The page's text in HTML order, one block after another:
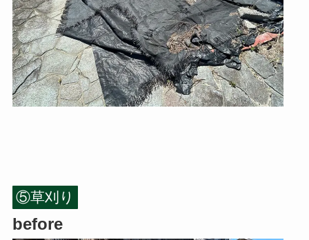
⑤草刈り
before